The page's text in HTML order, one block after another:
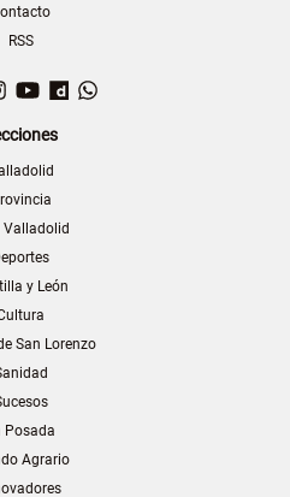
RSS
Instagram
YouTubeDailymotion
Valladolid
y León
San Lorenzo
Posada
Agrario